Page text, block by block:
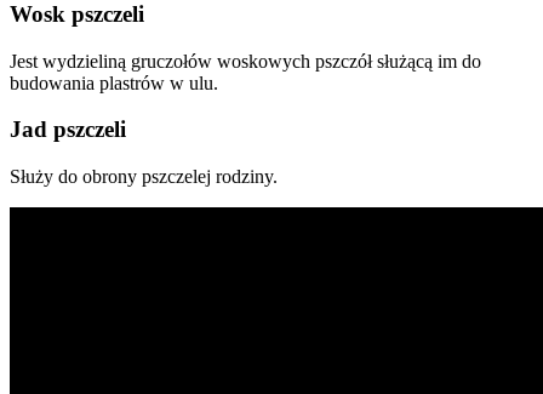
Wosk pszczeli
Jest wydzieliną gruczołów woskowych pszczół służącą im do
budowania plastrów w ulu.
Jad pszczeli
Służy do obrony pszczelej rodziny.